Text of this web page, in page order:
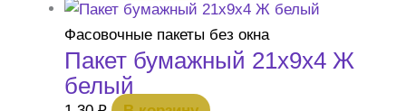
Фасовочные пакеты без окна
Пакет бумажный 21х9х4 Ж
белый